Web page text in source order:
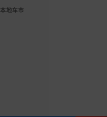
本地车市